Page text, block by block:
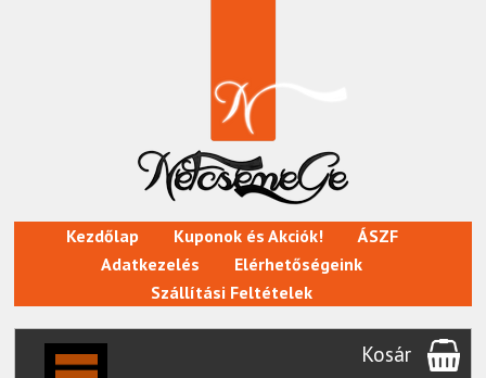
Kezdőlap Kuponok és Akciók!
ÁSZF
Adatkezelés
Elérhetőségeink
Szállítási Feltételek
Kosár